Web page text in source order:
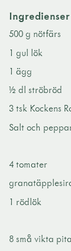
Ingredienser
500 g nötfärs
1 gul lök
1 ägg
½ dl ströbröd
3 tsk Kockens
Salt och
4 tomater
1 rödlök
8 små vikta